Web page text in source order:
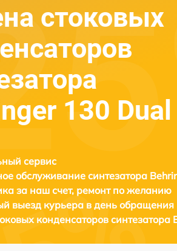
стоковых
130 Dual
сервис
обслуживание синтезатора
за наш счет, ремонт по желанию
выезд курьера в день обращения
конденсаторов синтезатора